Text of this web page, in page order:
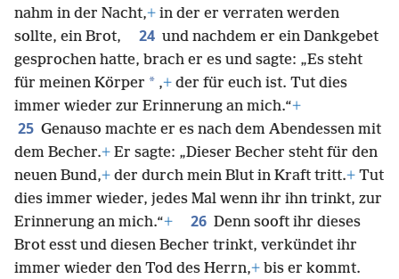
nahm in der Nacht,+ in der er verraten werden
sollte, ein Brot,
24 und nachdem er ein Dankgebet
gesprochen hatte, brach er es und sagte: „Es steht
für meinen Körper * ,+ der für euch ist. Tut dies
immer wieder zur Erinnerung an mich.“+
25 Genauso machte er es nach dem Abendessen mit
dem Becher.+ Er sagte: „Dieser Becher steht für den
neuen Bund,+ der durch mein Blut in Kraft tritt.+ Tut
dies immer wieder, jedes Mal wenn ihr ihn trinkt, zur
Erinnerung an mich.“+ 26 Denn sooft ihr dieses
Brot esst und diesen Becher trinkt, verkündet ihr
immer wieder den Tod des Herrn,+ bis er kommt.